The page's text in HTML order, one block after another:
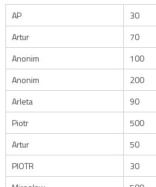
AP
30
Artur
70
Anonim
100
Anonim
200
Arleta
90
Piotr
500
Artur
50
PIOTR
30